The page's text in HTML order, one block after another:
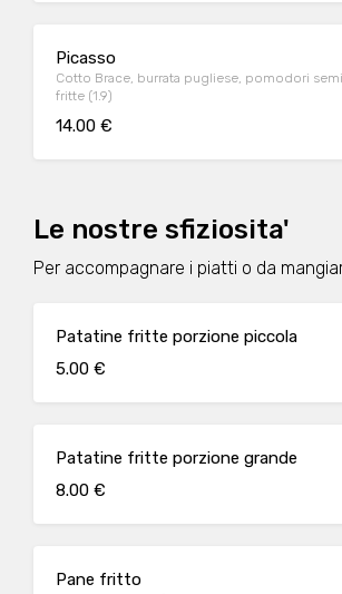
Picasso
Cotto Brace, burrata pugliese, pomodori
fritte (1.9)
14.00 €
Le nostre sfiziosita'
Per accompagnare i piatti o da
Patatine fritte porzione piccola
5.00 €
Patatine fritte porzione grande
8.00 €
Pane fritto